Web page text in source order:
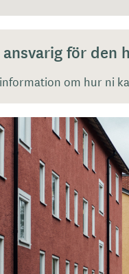
för den
om hur ni